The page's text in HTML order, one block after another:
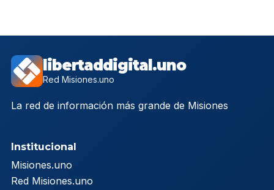
libertaddigital.uno
Red Misiones.uno
La red de información más grande de Misiones
Institucional
Misiones.uno
Red Misiones.uno